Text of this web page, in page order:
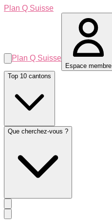
Plan Q Suisse
Plan Q Suisse
Espace membre
Top 10 cantons
Que cherchez-vous ?